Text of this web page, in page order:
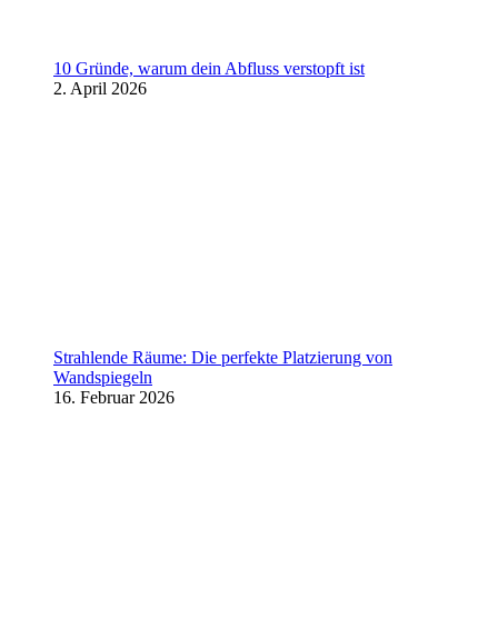
10 Gründe, warum dein Abfluss verstopft ist
2. April 2026
Strahlende Räume: Die perfekte Platzierung von
Wandspiegeln
16. Februar 2026